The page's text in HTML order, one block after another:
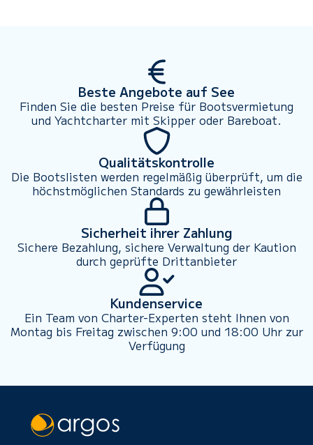
Beste Angebote auf See
Finden Sie die besten Preise für Bootsvermietung
und Yachtcharter mit Skipper oder Bareboat.
Qualitätskontrolle
Die Bootslisten werden regelmäßig überprüft, um die
höchstmöglichen Standards zu gewährleisten
Sicherheit ihrer Zahlung
Sichere Bezahlung, sichere Verwaltung der Kaution
durch geprüfte Drittanbieter
Kundenservice
Ein Team von Charter-Experten steht Ihnen von
Montag bis Freitag zwischen 9:00 und 18:00 Uhr zur
Verfügung